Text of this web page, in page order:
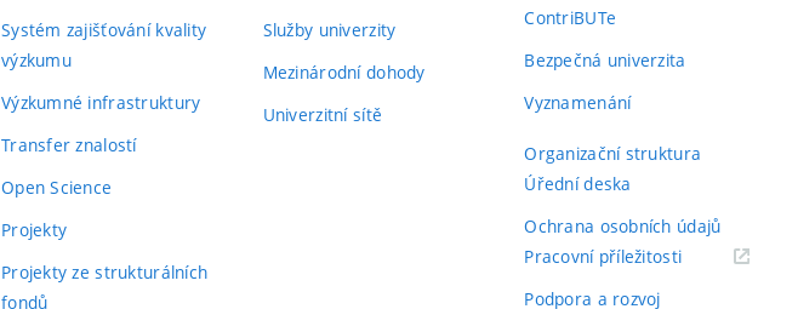
Systém zajišťování kvality
výzkumu
Výzkumné infrastruktury
Transfer znalostí
Open Science
Projekty
Projekty ze strukturálních
fondů
Služby univerzity
Mezinárodní dohody
Univerzitní sítě
ContriBUTe
Bezpečná univerzita
Vyznamenání
Organizační struktura
Úřední deska
Ochrana osobních údajů
Pracovní příležitosti(externí
Podpora a rozvoj